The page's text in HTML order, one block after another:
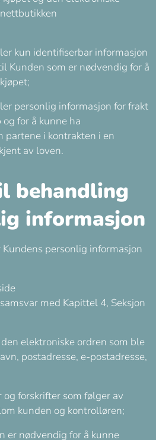
kun identifiserbar informasjon
Kunden som er nødvendig for å
personlig informasjon for frakt
for å kunne ha
partene i kontrakten i en
av loven.
behandling
informasjon
personlig informasjon
samsvar med Kapittel 4, Seksjon
elektroniske ordren som ble
postadresse, e-postadresse,
og forskrifter som følger av
kunden og kontrolløren;
er nødvendig for å kunne